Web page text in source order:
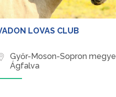
LOVAS CLUB
Győr-Moson-Sopron megye
Ágfalva